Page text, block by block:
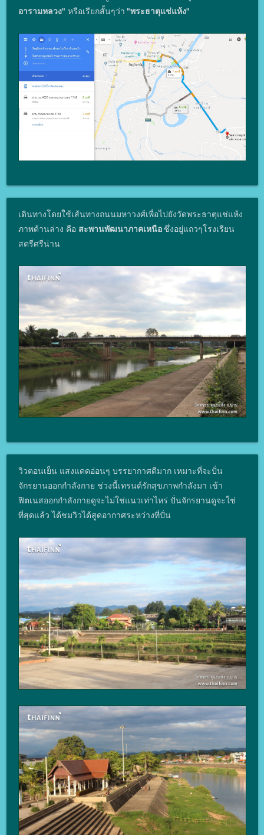
อารามหลวง" หรือเรียกสั้นๆว่า "พระธาตุแช่แห้ง"
เดินทางโดยใช้เส้นทางถนนมหาวงศ์เพื่อไปยังวัดพระธาตุแช่แห้ง
ภาพด้านล่าง คือ สะพานพัฒนาภาคเหนือซึ่งอยู่แถวๆโรงเรียน
สตรีศรีน่าน
วิวตอนเย็น แสงแดดอ่อนๆ บรรยากาศดีมาก เหมาะที่จะปั่น
จักรยานออกกำลังกาย ช่วงนี้เทรนด์รักสุขภาพกำลังมา เข้า
ฟิตเนสออกกำลังกายดูจะไม่ใช่แนวเท่าไหร่ ปั่นจักรยานดูจะใช่
ที่สุดแล้ว ได้ชมวิวได้สูดอากาศระหว่างที่ปั่น